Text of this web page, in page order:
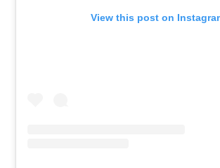
View this post on